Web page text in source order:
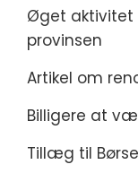
Øget aktivitet
provinsen
Artikel om
Billigere at
Tillæg til